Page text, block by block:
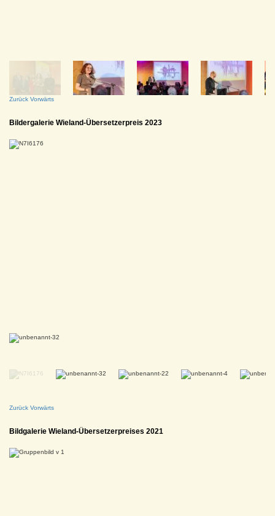
Zurück Vorwärts
Bildergalerie Wieland-Übersetzerpreis 2023
Zurück Vorwärts
Bildgalerie Wieland-Übersetzerpreises 2021